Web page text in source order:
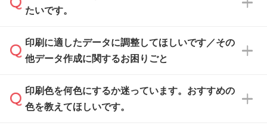
タを1点作成いたします。
ください。
ご入稿後は経験豊富なスタッフがデータに不備
がないかチェックし、お客様と確認してから印
刷に進みますので、ご安心ください。
ます。各商品ページの『印刷方法・テンプレー
入稿用のテンプレートはPDF形式ですが、
IllustratorやPhotoshopで開いてご利用いただけ
方」をご確認ください。
たいです。
印刷に適したデータ・解像度かどうか、担当ス
タッフが事前に確認いたします。
ムへ添付いただくか、担当スタッフ宛にメール
でお送りください。
印刷に適したデータに調整してほしいです／その
他データ作成に関するお困りごと
データ作成でお困りの際には、担当スタッフが
サポートいたしますのでお気軽にご相談くださ
印刷色を何色にするか迷っています。おすすめの
色を教えてほしいです。